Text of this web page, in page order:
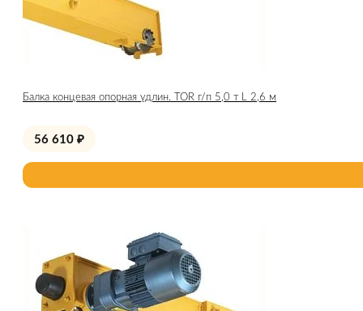
Балка концевая опорная удлин. TOR г/п 5,0 т L 2,6 м
56 610 ₽